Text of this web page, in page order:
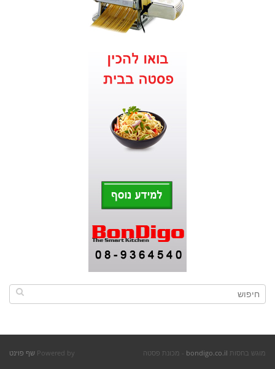
מוגש בחסות bondigo.co.il - מכונת פסטה Powered by שף פוינט